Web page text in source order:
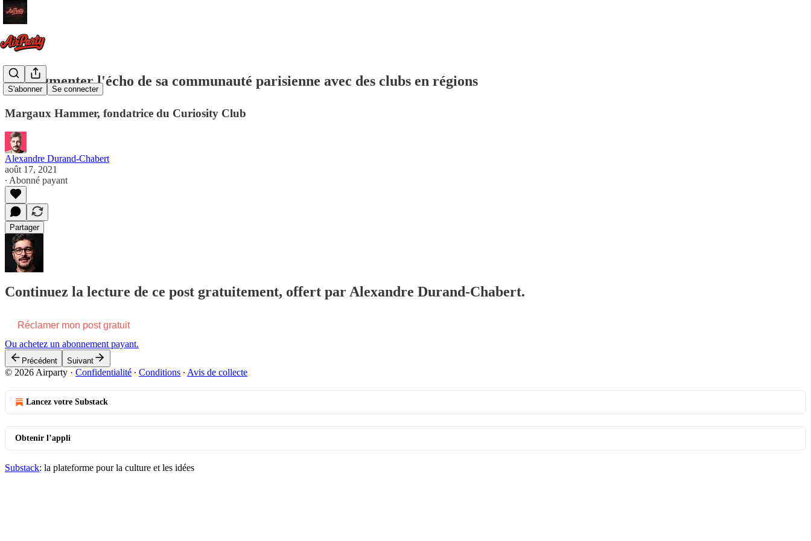
S'abonner Se connecter
🎧 Augmenter l'écho de sa communauté parisienne avec des clubs en régions
Margaux Hammer, fondatrice du Curiosity Club
Alexandre Durand-Chabert
août 17, 2021
∙ Abonné payant
Partager
Continuez la lecture de ce post gratuitement, offert par Alexandre Durand-Chabert.
Réclamer mon post gratuit
Ou achetez un abonnement payant.
Précédent Suivant
© 2026 Airparty · Confidentialité ∙ Conditions ∙ Avis de collecte
Lancez votre Substack
Obtenir l’appli
Substack: la plateforme pour la culture et les idées